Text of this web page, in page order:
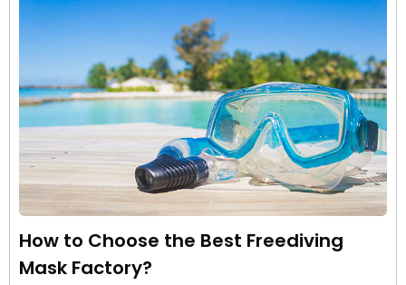
How to Choose the Best Freediving
Mask Factory?